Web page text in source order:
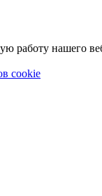
нашего
cookie